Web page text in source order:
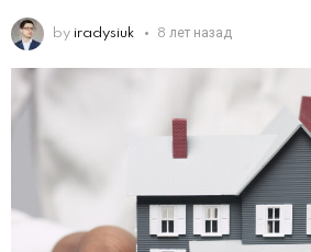
by iradysiuk 8 лет назад